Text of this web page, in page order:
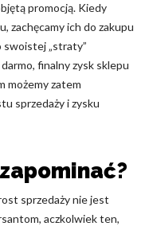
promocją. Kiedy
zachęcamy ich do zakupu
swoistej „straty”
finalny zysk sklepu
możemy zatem
sprzedaży i zysku
sprzedaży nie jest
aczkolwiek ten,